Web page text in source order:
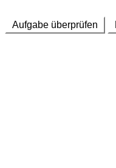
Aufgabe überprüfen